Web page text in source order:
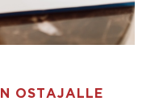
OSTAJALLE